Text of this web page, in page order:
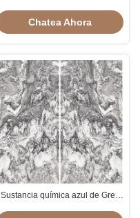
blanco del granito
Chatea Ahora
Sustancia química azul de Grey